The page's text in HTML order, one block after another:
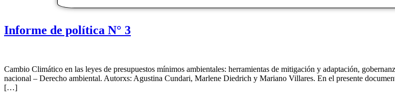
Informe de política N° 3
Cambio Climático en las leyes de presupuestos mínimos ambientales: herramientas de mitigación y adaptación,
nacional – Derecho ambiental. Autorxs: Agustina Cundari, Marlene Diedrich y Mariano Villares. En el presente
[…]